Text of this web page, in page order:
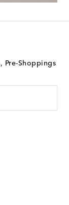
Pre-Shoppings